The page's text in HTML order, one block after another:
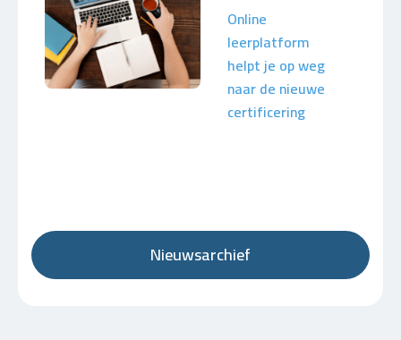
Online
leerplatform
helpt je op weg
naar de nieuwe
certificering
Nieuwsarchief